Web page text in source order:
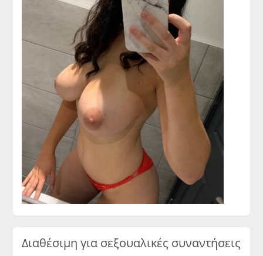
Διαθέσιμη για σεξουαλικές συναντήσεις